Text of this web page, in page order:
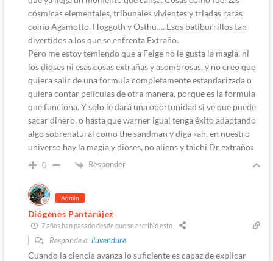
cósmicas elementales, tribunales vivientes y triadas raras
como Agamotto, Hoggoth y Osthu…. Esos batiburrillos tan
divertidos a los que se enfrenta Extraño.
Pero me estoy temiendo que a Feige no le gusta la magia. ni
los dioses ni esas cosas extrañas y asombrosas, y no creo que
quiera salir de una formula completamente estandarizada o
quiera contar películas de otra manera, porque es la formula
que funciona. Y solo le dará una oportunidad si ve que puede
sacar dinero, o hasta que warner igual tenga éxito adaptando
algo sobrenatural como the sandman y diga «ah, en nuestro
universo hay la magia y dioses, no aliens y taichi Dr extraño»
0 Responder
Admin
Diógenes Pantarújez
7 años han pasado desde que se escribió esto
Responde a iluvendure
Cuando la ciencia avanza lo suficiente es capaz de explicar